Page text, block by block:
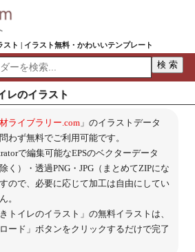
ト | イラスト無料・かわいいテンプレート
レのイラスト
ライブラリー.com」のイラストデータ
わず無料でご利用可能です。
で編集可能なEPSのベクターデータ
く）・透過PNG・JPG（まとめてZIPにな
ので、必要に応じて加工は自由にしてい
。
トイレのイラスト」の無料イラストは、
ード」ボタンをクリックするだけで完了